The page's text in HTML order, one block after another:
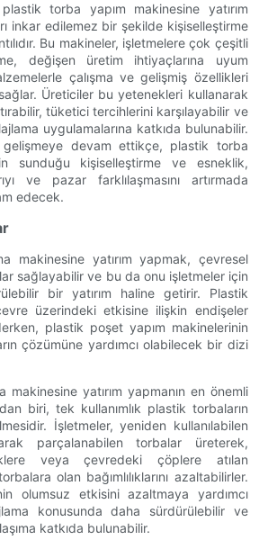
torba yapım makinesine yatırım
inkar edilemez bir şekilde kişiselleştirme
Bu makineler, işletmelere çok çeşitli
değişen üretim ihtiyaçlarına uyum
çalışma ve gelişmiş özellikleri
Üreticiler bu yetenekleri kullanarak
tüketici tercihlerini karşılayabilir ve
uygulamalarına katkıda bulunabilir.
gelişmeye devam ettikçe, plastik torba
sunduğu kişiselleştirme ve esneklik,
ve pazar farklılaşmasını artırmada
edecek.
makinesine yatırım yapmak, çevresel
sağlayabilir ve bu da onu işletmeler için
bir yatırım haline getirir. Plastik
üzerindeki etkisine ilişkin endişeler
plastik poşet yapım makinelerinin
çözümüne yardımcı olabilecek bir dizi
yatırım yapmanın en önemli
biri, tek kullanımlık plastik torbaların
İşletmeler, yeniden kullanılabilen
parçalanabilen torbalar üreterek,
veya çevredeki çöplere atılan
olan bağımlılıklarını azaltabilirler.
olumsuz etkisini azaltmaya yardımcı
konusunda daha sürdürülebilir ve
katkıda bulunabilir.